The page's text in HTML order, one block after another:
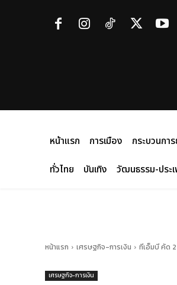
หน้าแรก การเมือง กระบวนกา
ทั่วไทย
บันเทิง วัฒนธรรม-ประ
หน้าแรก เศรษฐกิจ-การเงิน ทีเอ็มบี คัด
เศรษฐกิจ-การเงิน